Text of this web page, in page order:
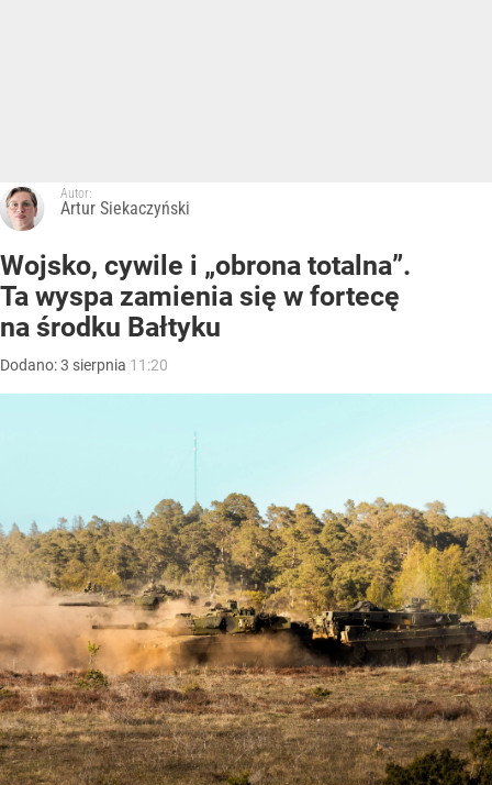
Autor:
Artur Siekaczyński
Wojsko, cywile i „obrona totalna”.
Ta wyspa zamienia się w fortecę
na środku Bałtyku
Dodano:3 sierpnia 11:20